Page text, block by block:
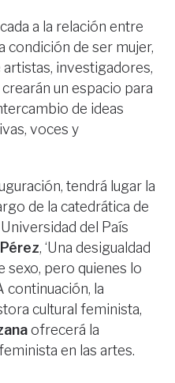
a la relación entre
condición de ser mujer,
artistas, investigadores,
un espacio para
de ideas
voces y
tendrá lugar la
de la catedrática de
del País
, ‘Una desigualdad
sexo, pero quienes lo
continuación, la
cultural feminista,
ofrecerá la
en las artes.